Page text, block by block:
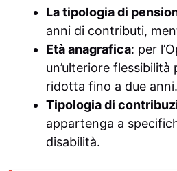
La tipologia di
anni di contributi,
Età anagrafica: per
un’ulteriore
ridotta fino a due anni.
Tipologia di
appartenga a
disabilità.